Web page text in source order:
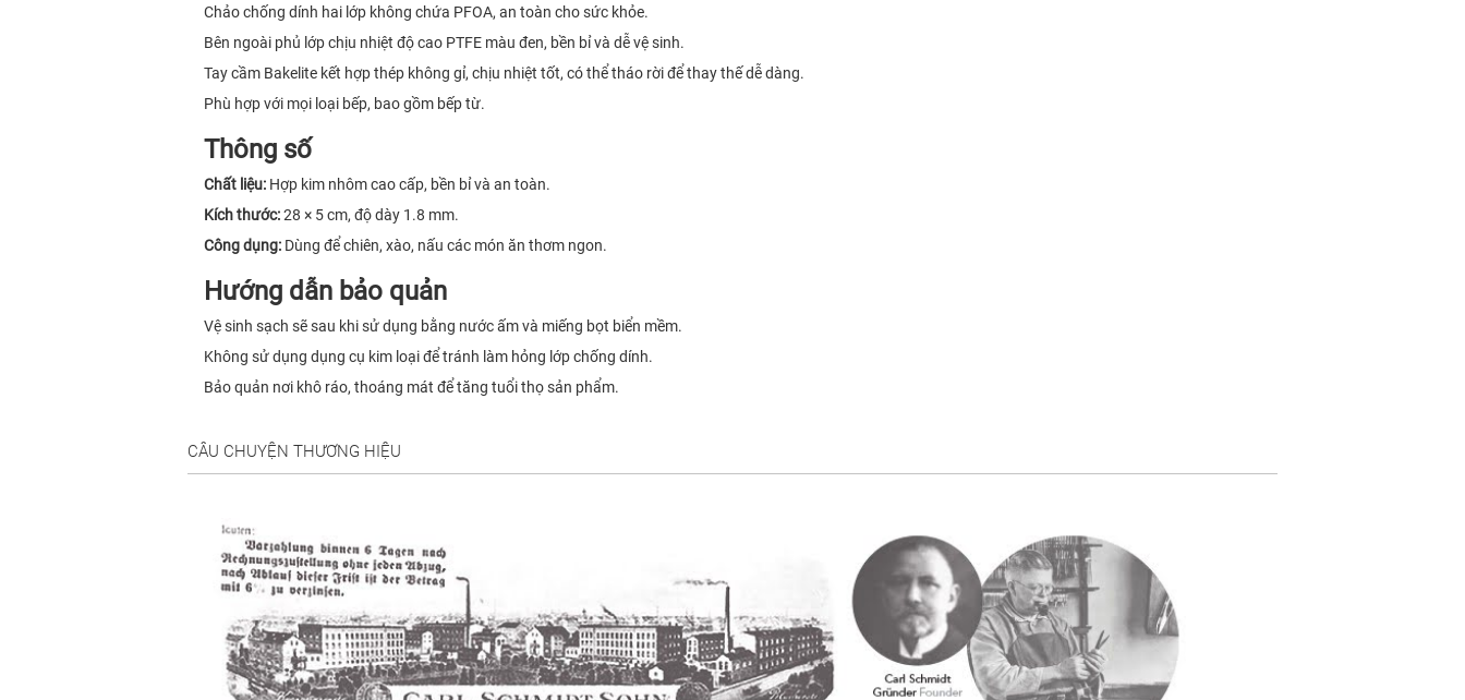
Chảo chống dính hai lớp không chứa PFOA, an toàn cho sức khỏe.
Bên ngoài phủ lớp chịu nhiệt độ cao PTFE màu đen, bền bỉ và dễ vệ sinh.
Tay cầm Bakelite kết hợp thép không gỉ, chịu nhiệt tốt, có thể tháo rời để thay thế dễ dàng.
Phù hợp với mọi loại bếp, bao gồm bếp từ.
Thông số
Chất liệu: Hợp kim nhôm cao cấp, bền bỉ và an toàn.
Kích thước:28 × 5 cm, độ dày 1.8 mm.
Công dụng: Dùng để chiên, xào, nấu các món ăn thơm ngon.
Hướng dẫn bảo quản
Vệ sinh sạch sẽ sau khi sử dụng bằng nước ấm và miếng bọt biển mềm.
Không sử dụng dụng cụ kim loại để tránh làm hỏng lớp chống dính.
Bảo quản nơi khô ráo, thoáng mát để tăng tuổi thọ sản phẩm.
CÂU CHUYỆN THƯƠNG HIỆU